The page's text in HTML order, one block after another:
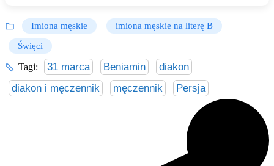
Imiona męskie imiona męskie na literę B
Święci
Tagi: 31 marca Beniamin
diakon
diakon i męczennik
męczennik Persja